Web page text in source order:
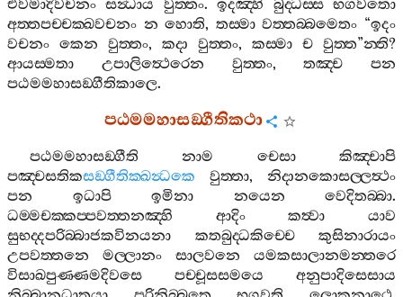
එවමාදිවචනං සන්‍ධාය වුත‍්තං.ඉදඤ‍්හි බුද‍්ධස‍්ස භගවතො
අත‍්තපච‍්චක‍්ඛවචනං න හොති, තස‍්මා වත‍්තබ‍්බමෙතං “ඉදං
වචනං කෙන වුත‍්තං, කදා වුත‍්තං, කස‍්මා ච වුත‍්ත”න‍්ති?
ආයස‍්මතා
උපාලිත්‍ථෙරෙන වුත‍්තං,තඤ‍්ච
පන
පඨමමහාසඞ‍්ගීතිකාලෙ.
පඨමමහාසඞ‍්ගීතිකථා
පඨමමහාසඞ‍්ගීති නාම චෙසා
කිඤ‍්චාපි
පඤ‍්චසතිකසඞ‍්ගීතික‍්ඛන්‍ධකෙ වුත‍්තා, නිදානකොසල‍්ලත්‍ථං
පන
ඉධාපි ඉමිනා නයෙන වෙදිතබ‍්බා.
ධම‍්මචක‍්කප‍්පවත‍්තනඤ‍්හි
ආදිං කත්‍වා
යාව
සුභද‍්දපරිබ‍්බාජකවිනයනා
කතබුද‍්ධකිච‍්චෙ
කුසිනාරායං
උපවත‍්තනෙ
මල‍්ලානං සාලවනෙ
යමකසාලානමන‍්තරෙ
විසාඛපුණ‍්ණමදිවසෙ
පච‍්චූසසමයෙ
අනුපාදිසෙසාය